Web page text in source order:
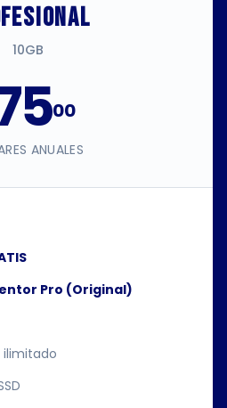
10GB
00
ANUALES
Pro (Original)
ilimitado